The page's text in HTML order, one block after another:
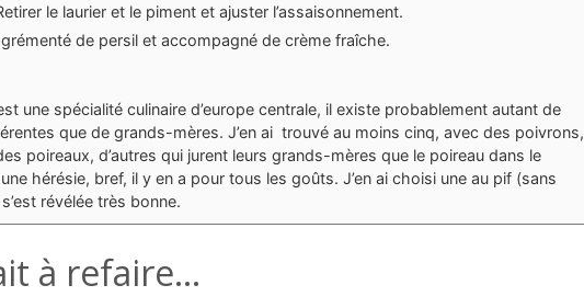
le laurier et le piment et ajuster l’assaisonnement.
de persil et accompagné de crème fraîche.
une spécialité culinaire d’europe centrale, il existe probablement autant de
que de grands-mères. J’en ai trouvé au moins cinq, avec des poivrons,
poireaux, d’autres qui jurent leurs grands-mères que le poireau dans le
hérésie, bref, il y en a pour tous les goûts. J’en ai choisi une au pif (sans
révélée très bonne.
à refaire…